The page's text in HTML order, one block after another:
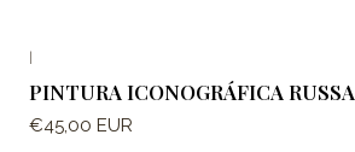
PINTURA ICONOGRÁFICA RUSSA
€45,00 EUR